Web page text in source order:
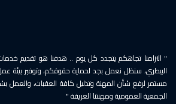
" التزامنا تجاهكم يتجدد كل يوم .. هدفنا هو تقديم خدمات
البيطري، سنظل نعمل بجد لحماية حقوقكم، وتوفير بيئة
مستمر لرفع شأن المهنة وتذليل كافة العقبات، والعمل
الجمعية العمومية ومهنتنا العريقة "